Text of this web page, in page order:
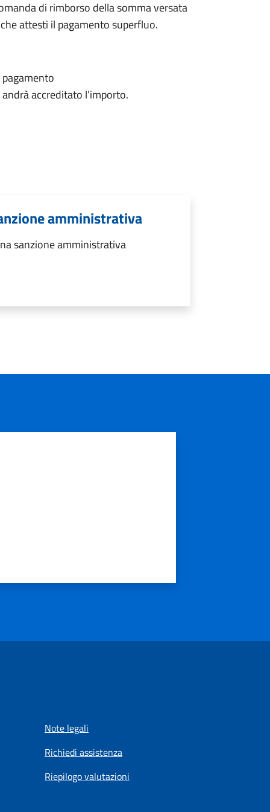
di rimborso della somma versata
attesti il pagamento superfluo.
accreditato l’importo.
amministrativa
sanzione amministrativa
Note legali
Richiedi assistenza
Riepilogo valutazioni